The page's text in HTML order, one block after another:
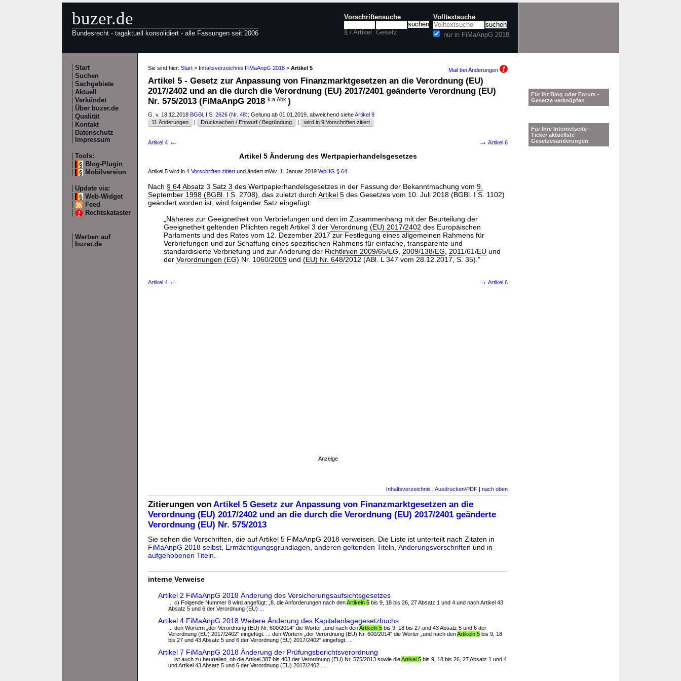
buzer.de
Bundesrecht - tagaktuell konsolidiert - alle Fassungen seit 2006
Vorschriftensuche
§ / Artikel Gesetz
Volltextsuche
nur in FiMaAnpG 2018
Start
Suchen
Sachgebiete
Aktuell
Verkündet
Über buzer.de
Qualität
Kontakt
Datenschutz
Impressum
Tools:
Blog-Plugin
Mobilversion
Update via:
Web-Widget
Feed
Rechtskataster
Werben auf
buzer.de
Sie sind hier: Start > Inhaltsverzeichnis FiMaAnpG 2018 > Artikel 5 Mail bei Änderungen
Artikel 5 - Gesetz zur Anpassung von Finanzmarktgesetzen an die Verordnung (EU)
2017/2402 und an die durch die Verordnung (EU) 2017/2401 geänderte Verordnung (EU)
Nr. 575/2013 (FiMaAnpG 2018 k.a.Abk. )
G. v. 18.12.2018 BGBl. I S. 2626 (Nr. 48); Geltung ab 01.01.2019, abweichend sieheArtikel 9
11 Änderungen
| Drucksachen / Entwurf / Begründung | wird in 9 Vorschriften zitiert
Artikel 4 ← → Artikel 6
Artikel 5 Änderung des Wertpapierhandelsgesetzes
Artikel 5 wird in 4 Vorschriften zitiert und ändert mWv. 1. Januar 2019 WpHG § 64
Nach § 64 Absatz 3 Satz 3 des Wertpapierhandelsgesetzes in der Fassung der Bekanntmachung vom 9.
September 1998 (BGBl. I S. 2708), das zuletzt durch Artikel 5 des Gesetzes vom 10. Juli 2018 (BGBl. I S. 1102)
geändert worden ist, wird folgender Satz eingefügt:
„Näheres zur Geeignetheit von Verbriefungen und den im Zusammenhang mit der Beurteilung der
Geeignetheit geltenden Pflichten regelt Artikel 3 der Verordnung (EU) 2017/2402 des Europäischen
Parlaments und des Rates vom 12. Dezember 2017 zur Festlegung eines allgemeinen Rahmens für
Verbriefungen und zur Schaffung eines spezifischen Rahmens für einfache, transparente und
standardisierte Verbriefung und zur Änderung der Richtlinien 2009/65/EG 2009/138/EG 2011/61/EU und
der Verordnungen (EG) Nr. 1060/2009und (EU) Nr. 648/2012 (ABl. L 347 vom 28.12.2017, S. 35)."
Artikel 4 ← → Artikel 6
Anzeige
Inhaltsverzeichnis | Ausdrucken/PDF | nach oben
Zitierungen von Artikel 5 Gesetz zur Anpassung von Finanzmarktgesetzen an die
Verordnung (EU) 2017/2402 und an die durch die Verordnung (EU) 2017/2401 geänderte
Verordnung (EU) Nr. 575/2013
Sie sehen die Vorschriften, die auf Artikel 5 FiMaAnpG 2018 verweisen. Die Liste ist unterteilt nach Zitaten in
FiMaAnpG 2018 selbst Ermächtigungsgrundlagen anderen geltenden Titeln Änderungsvorschriften und in
aufgehobenen Titeln
interne Verweise
Artikel 2 FiMaAnpG 2018 Änderung des Versicherungsaufsichtsgesetzes
... c) Folgende Nummer 8 wird angefügt: „8. die Anforderungen nach denArtikeln 5 bis 9, 18 bis 26, 27 Absatz 1 und 4 und nach Artikel 43
Absatz 5 und 6 der Verordnung (EU) ...
Artikel 4 FiMaAnpG 2018 Weitere Änderung des Kapitalanlagegesetzbuchs
... den Wörtern „der Verordnung (EU) Nr. 600/2014" die Wörter „und nach denArtikeln 5 bis 9, 18 bis 27 und 43 Absatz 5 und 6 der
Verordnung (EU) 2017/2402" eingefügt. ... den Wörtern „der Verordnung (EU) Nr. 600/2014" die Wörter „und nach denArtikeln 5 bis 9, 18
bis 27 und 43 Absatz 5 und 6 der Verordnung (EU) 2017/2402" eingefügt. ...
Artikel 7 FiMaAnpG 2018 Änderung der Prüfungsberichtsverordnung
... ist auch zu beurteilen, ob die Artikel 387 bis 403 der Verordnung (EU) Nr. 575/2013 sowie dieArtikel 5 bis 9, 18 bis 26, 27 Absatz 1 und 4
und Artikel 43 Absatz 5 und 6 der Verordnung (EU) 2017/2402 ...
Für Ihr Blog oder Forum -
Gesetze verknüpfen
Für Ihre Internetseite -
Ticker aktuellste
Gesetzesänderungen